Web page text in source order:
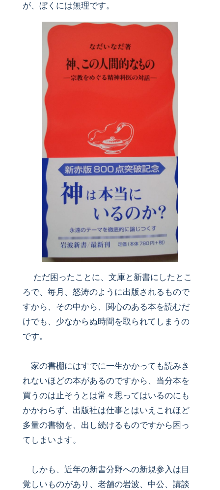
が、ぼくには無理です。
ただ困ったことに、文庫と新書にしたとこ
ろで、毎月、怒涛のように出版されるもので
すから、その中から、関心のある本を読むだ
けでも、少なからぬ時間を取られてしまうの
です。
家の書棚にはすでに一生かかっても読みき
れないほどの本があるのですから、当分本を
買うのは止そうとは常々思ってはいるのにも
かかわらず、出版社は仕事とはいえこれほど
多量の書物を、出し続けるものですから困っ
てしまいます。
しかも、近年の新書分野への新規参入は目
覚しいものがあり、老舗の岩波、中公、講談